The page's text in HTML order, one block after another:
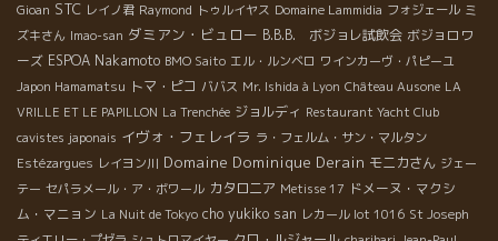
Gioan STC レイノ君 Raymond トゥルイヤス Domaine Lammidia フォジェール ミ
ズキさん Imao-san ダミアン・ビュロー B.B.B. ボジョレ試飲会 ボジョロワ
ーズ ESPOA Nakamoto BMO Saito エル・ルンベロ ワインカーヴ・パピーユ
Japon Hamamatsu トマ・ピコ ババス Mr. Ishida à Lyon Château Ausone LA
VRILLE ET LE PAPILLON La Trenchée ジョルディ Restaurant Yacht Club
cavistes japonais イヴォ・フェレイラ ラ・フェルム・サン・マルタン
Estézargues レイヨン川 Domaine Dominique Derain モニカさん ジェー
テー セパラメール・ア・ボワール カタロニア Metisse 17 ドメーヌ・マクシ
ム・マニョン La Nuit de Tokyo cho yukiko san レカール lot 1016 St Joseph